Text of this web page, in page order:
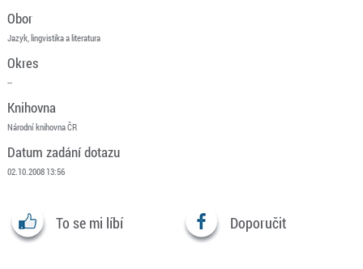
Obor
Jazyk, lingvistika a literatura
Okres
--
Knihovna
Národní knihovna ČR
Datum zadání dotazu
02.10.2008 13:56
To se mi líbí Doporučit